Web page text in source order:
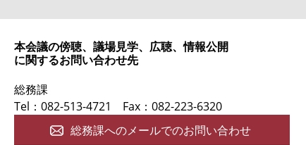
本会議の傍聴、議場見学、広聴、情報公開
に関するお問い合わせ先
総務課
Tel：082-513-4721
Fax：082-223-6320
総務課へのメールでのお問い合わせ